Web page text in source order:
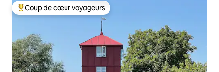
Coups de cœur voyageurs les plus appréciés
Coup de cœur voyageurs